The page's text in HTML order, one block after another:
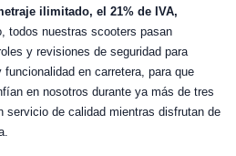
ilimitado, el 21% de IVA,
todos nuestras scooters pasan
y revisiones de seguridad para
en carretera, para que
en nosotros durante ya más de tres
servicio de calidad mientras disfrutan de